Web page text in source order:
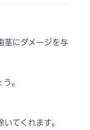
茎にダメージを与
。
てくれます。